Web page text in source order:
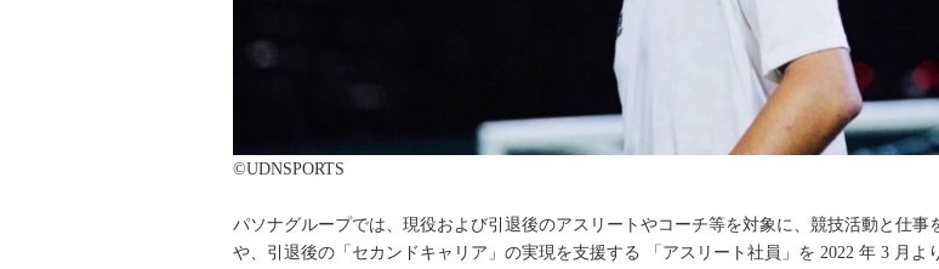
©UDNSPORTS
パソナグループでは、現役および引退後のアスリートやコーチ等を対象に、競技活動と仕事
や、引退後の「セカンドキャリア」の実現を支援する 「アスリート社員」を 2022 年 3 月よ